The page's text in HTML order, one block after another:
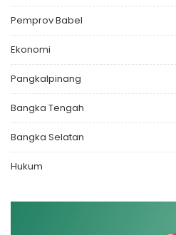
Pemprov Babel
Ekonomi
Pangkalpinang
Bangka Tengah
Bangka Selatan
Hukum